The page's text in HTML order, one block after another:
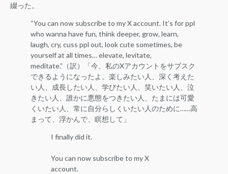
綴った。
“You can now subscribe to my X account. It’s for ppl
who wanna have fun, think deeper, grow, learn,
laugh, cry, cuss ppl out, look cute sometimes, be
yourself at all times… elevate, levitate,
meditate.”（訳）「今、私のXアカウントをサブスク
できるようになったよ。楽しみたい人、深く考えた
い人、成長したい人、学びたい人、笑いたい人、泣
きたい人、誰かに悪態をつきたい人、たまには可愛
くいたい人、常に自分らしくいたい人のために……高
まって、浮かんで、瞑想して」
I finally did it.
You can now subscribe to my X
account.